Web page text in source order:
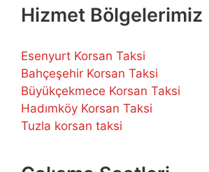
Hizmet Bölgelerimiz
Esenyurt Korsan Taksi
Bahçeşehir Korsan Taksi
Büyükçekmece Korsan Taksi
Hadımköy Korsan Taksi
Tuzla korsan taksi